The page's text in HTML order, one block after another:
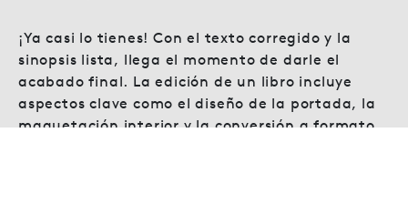
¡Ya casi lo tienes! Con el texto corregido y la
sinopsis lista, llega el momento de darle el
acabado final. La edición de un libro incluye
aspectos clave como el diseño de la portada, la
maquetación interior y la conversión a formato